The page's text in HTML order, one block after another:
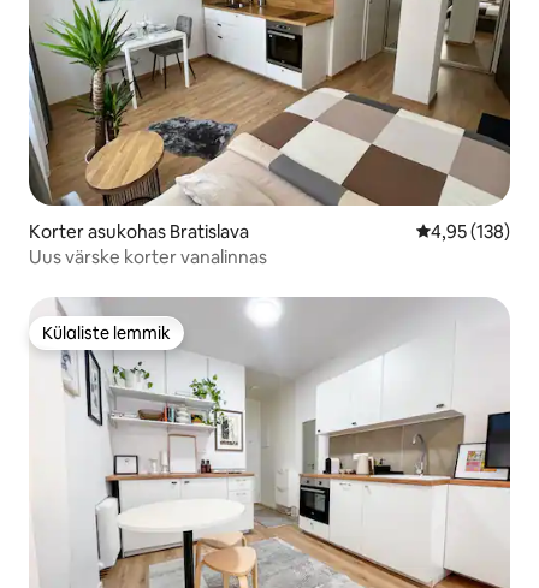
Korter asukohas Bratislava Keskmine
4,95 (138)
Uus värske korter vanalinnas
Külaliste lemmik
Külaliste lemmik